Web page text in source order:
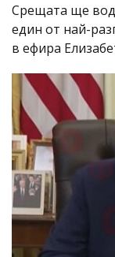
Срещата ще
един от най-
в ефира